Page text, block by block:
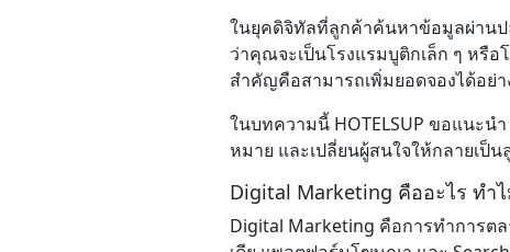
ในยุคดิจิทัลที่ลูกค้าค้นหาข้อมูลผ่านป
ว่าคุณจะเป็นโรงแรมบูติกเล็ก ๆ หรื
สำคัญคือสามารถเพิ่มยอดจองได้อย่
ในบทความนี้ HOTELSUP ขอแนะน
หมาย และเปลี่ยนผู้สนใจให้กลายเป็น
Digital Marketing คืออะไร ทำ
Digital Marketing คือการทำการต